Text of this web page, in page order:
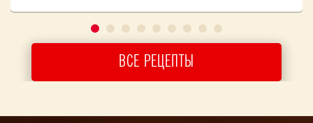
ВСЕ РЕЦЕПТЫ